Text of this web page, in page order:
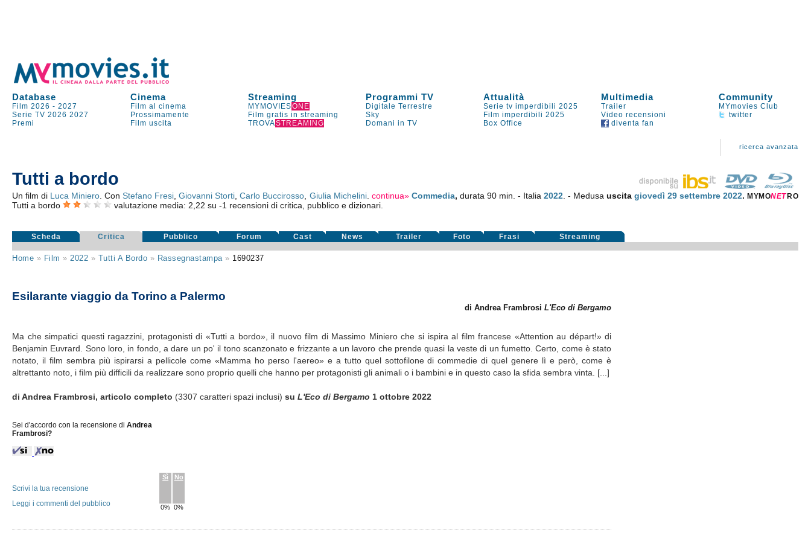
Database Cinema Streaming Programmi TV Attualità Multimedia Community
Film 2026 -2027 Film al cinema MYMOVIESONE Digitale Terrestre Serie tv imperdibili 2025 Trailer
MYmovies Club
Serie TV 2026 2027 Prossimamente Film gratis in streaming Sky Film imperdibili 2025 Video recensioni
twitter
Premi
Film uscita TROVASTREAMING Domani in TV Box Office diventa fan
ricerca avanzata
Tutti a bordo
Un film di Luca Miniero . ConStefano Fresi ,Giovanni Storti ,Carlo Buccirosso Giulia Michelini. continua» Commedia, durata 90 min. - Italia 2022. - Medusa uscita giovedì 29 settembre 2022. MYMONET RO
Tutti a bordo valutazione media: 2,22 su-1 recensioni di critica, pubblico e dizionari.
Scheda Critica Pubblico Forum Cast News Trailer Foto Frasi Streaming
Home » Film » 2022 » Tutti A Bordo » Rassegnastampa» 1690237
Esilarante viaggio da Torino a Palermo
di Andrea FrambrosiL'Eco di Bergamo
Ma che simpatici questi ragazzini, protagonisti di «Tutti a bordo», il nuovo film di Massimo Miniero che si ispira al film francese «Attention au départ!» di
Benjamin Euvrard. Sono loro, in fondo, a dare un po' il tono scanzonato e frizzante a un lavoro che prende quasi la veste di un fumetto. Certo, come è stato
notato, il film sembra più ispirarsi a pellicole come «Mamma ho perso l'aereo» e a tutto quel sottofilone di commedie di quel genere lì e però, come è
altrettanto noto, i film più difficili da realizzare sono proprio quelli che hanno per protagonisti gli animali o i bambini e in questo caso la sfida sembra vinta. [...]
di Andrea Frambrosi, articolo completo (3307 caratteri spazi inclusi)suL'Eco di Bergamo 1 ottobre 2022
Sei d'accordo con la recensione diAndrea
Frambrosi?
Sì
0%
No
0%
Scrivi la tua recensione
Leggi i commenti del pubblico